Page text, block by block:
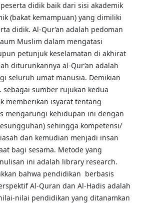
didik baik dari sisi akademik
(bakat kemampuan) yang dimiliki
didik. Al-Qur’an adalah pedoman
Muslim dalam mengatasi
petunjuk keselamatan di akhirat
diturunkannya al-Qur’an adalah
seluruh umat manusia. Demikian
sebagai sumber rujukan kedua
memberikan isyarat tentang
mengarungi kehidupan ini dengan
sehingga kompetensi/
dan kemudian menjadi insan
bagi sesama. Metode yang
ini adalah library research.
bahwa pendidikan berbasis
Al-Quran dan Al-Hadis adalah
nilai pendidikan yang ditanamkan